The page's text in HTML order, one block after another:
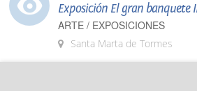
Exposición El gran banquete
ARTE / EXPOSICIONES
Santa Marta de Tormes